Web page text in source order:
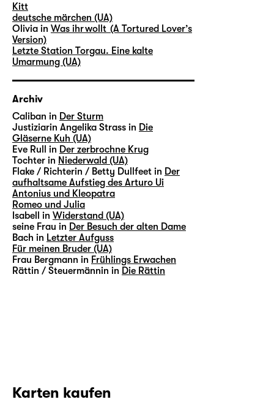
Kitt
deutsche märchen (UA)
Olivia in Was ihr wollt (A Tortured Lover’s
Version)
Letzte Station Torgau. Eine kalte
Umarmung (UA)
Archiv
Caliban in Der Sturm
Justiziarin Angelika Strass in Die
Gläserne Kuh (UA)
Eve Rull in Der zerbrochne Krug
Tochter in Niederwald (UA)
Flake / Richterin / Betty Dullfeet in Der
aufhaltsame Aufstieg des Arturo Ui
Antonius und Kleopatra
Romeo und Julia
Isabell in Widerstand (UA)
seine Frau in Der Besuch der alten Dame
Bach in Letzter Aufguss
Für meinen Bruder (UA)
Frau Bergmann in Frühlings Erwachen
Rättin / Steuermännin in Die Rättin
Karten kaufen